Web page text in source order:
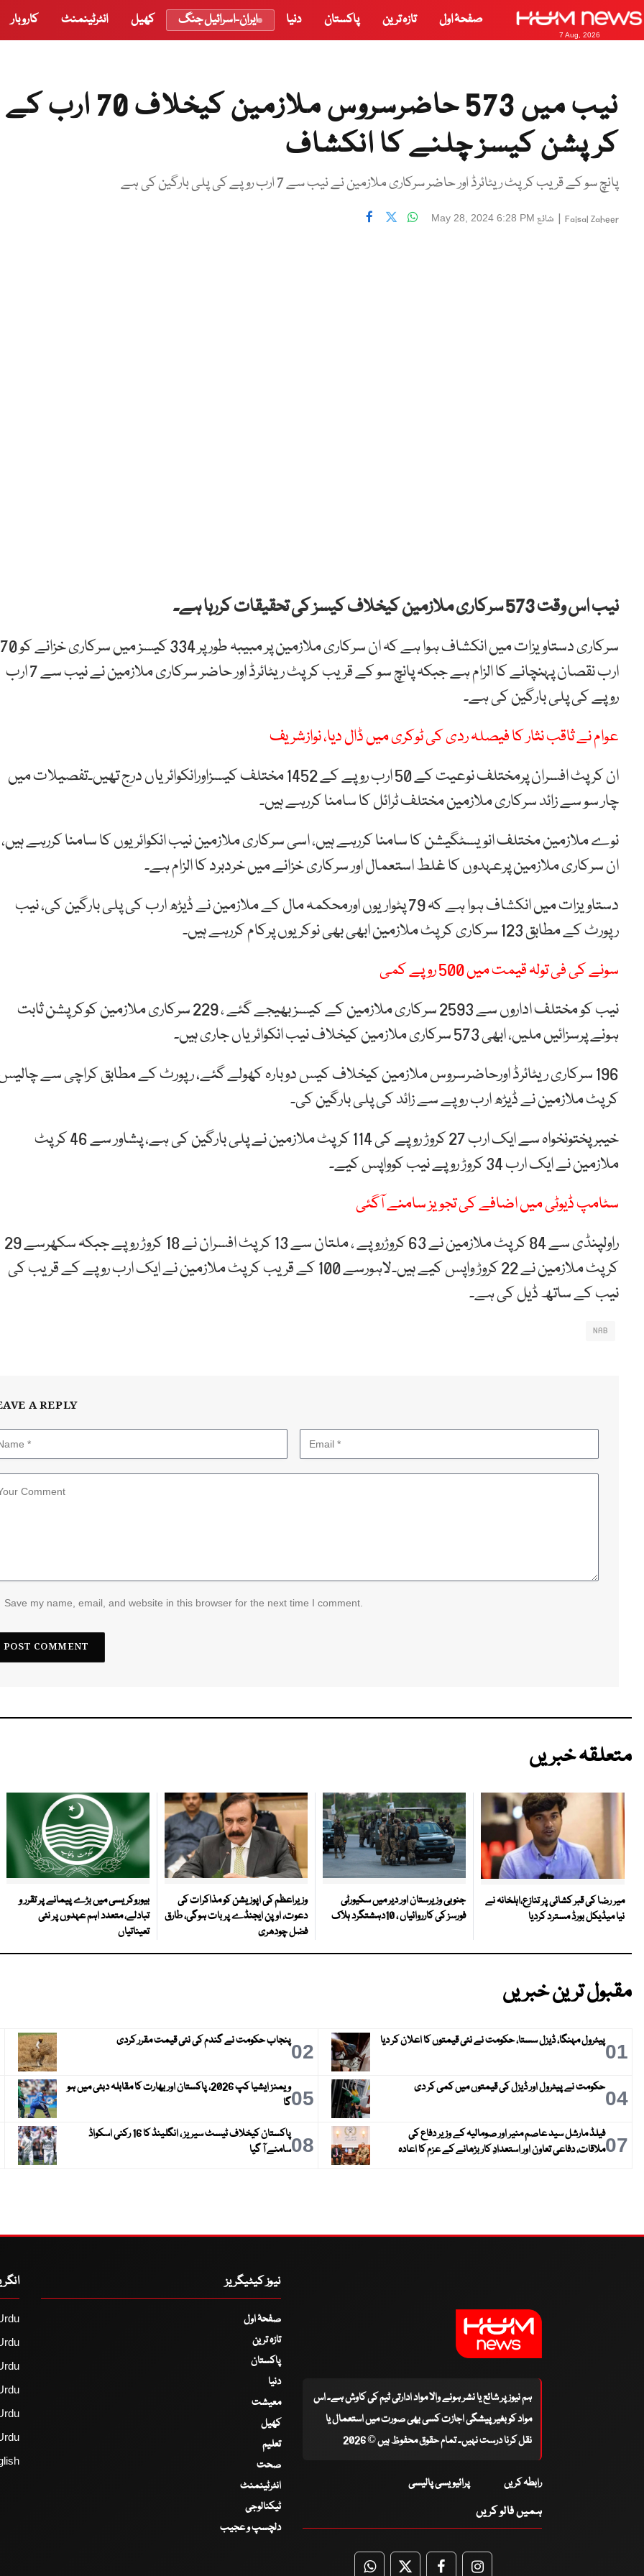
7 Aug, 2026
صفحۂ اول تازہ ترین پاکستان دنیا ایران-اسرائیل جنگ کھیل انٹرٹینمنٹ کاروبار
نیب میں 573 حاضرسروس ملازمین کیخلاف 70 ارب کے
کرپشن کیسز چلنے کا انکشاف
پانچ سو کے قریب کرپٹ ریٹائرڈ اور حاضر سرکاری ملازمین نے نیب سے 7 ارب روپے کی پلی بارگین کی ہے
Faisal Zaheer
| شائع May 28, 2024 6:28 PM
نیب اس وقت 573 سرکاری ملازمین کیخلاف کیسز کی تحقیقات کررہا ہے۔
سرکاری دستاویزات میں انکشاف ہوا ہے کہ ان سرکاری ملازمین پر مبیبہ طور پر 334 کیسز میں سرکاری خزانے کو 70
ارب نقصان پہنچانے کا الزام ہے جبکہ پانچ سو کے قریب کرپٹ ریٹائرڈ اور حاضر سرکاری ملازمین نے نیب سے 7 ارب
روپے کی پلی بارگین کی ہے۔
عوام نے ثاقب نثار کا فیصلہ ردی کی ٹوکری میں ڈال دیا، نوازشریف
ان کرپٹ افسران پرمختلف نوعیت کے 50 ارب روپے کے 1452 مختلف کیسزاورانکوائریاں درج تھیں۔تفصیلات میں
چار سو سے زائد سرکاری ملازمین مختلف ٹرائل کا سامنا کررہے ہیں۔
نوے ملازمین مختلف انویسٹگیشن کا سامنا کررہے ہیں، اسی سرکاری ملازمین نیب انکوائریوں کا سامنا کررہے ہیں،
ان سرکاری ملازمین پرعہدوں کا غلط استعمال اور سرکاری خزانے میں خردبرد کا الزام ہے۔
دستاویزات میں انکشاف ہوا ہے کہ 79 پٹواریوں اورمحکمہ مال کے ملازمین نے ڈیڑھ ارب کی پلی بارگین کی، نیب
رپورٹ کے مطابق 123 سرکاری کرپٹ ملازمین ابھی بھی نوکریوں پرکام کررہے ہیں۔
سونے کی فی تولہ قیمت میں 500 روپے کمی
نیب کو مختلف اداروں سے 2593 سرکاری ملازمین کے کیسز بھیجے گئے ، 229 سرکاری ملازمین کوکرپشن ثابت
ہونے پرسزائیں ملیں، ابھی 573 سرکاری ملازمین کیخلاف نیب انکوائریاں جاری ہیں۔
196 سرکاری ریٹائرڈ اورحاضرسروس ملازمین کیخلاف کیس دوبارہ کھولے گئے، رپورٹ کے مطابق کراچی سے
کرپٹ ملازمین نے ڈیڑھ ارب روپے سے زائد کی پلی بارگین کی۔
خیبرپختونخواہ سے ایک ارب 27 کروڑ روپے کی 114 کرپٹ ملازمین نے پلی بارگین کی ہے، پشاور سے 46 کرپٹ
ملازمین نے ایک ارب 34 کروڑ روپے نیب کوواپس کیے۔
سٹامپ ڈیوٹی میں اضافے کی تجویز سامنے آگئی
راولپنڈی سے 84 کرپٹ ملازمین نے 63 کروڑروپے ، ملتان سے 13 کرپٹ افسران نے 18 کروڑ روپے جبکہ سکھرسے 29
کرپٹ ملازمین نے 22 کروڑ واپس کیے ہیں۔لاہورسے 100 کے قریب کرپٹ ملازمین نے ایک ارب روپے کے قریب کی
نیب کے ساتھ ڈیل کی ہے۔
NAB
A REPLY
Save my name, email, and website in this browser for the next time I comment.
متعلقہ خبریں
میر رضا کی قبر کشائی پر تنازع،اہلخانہ نے
نیا میڈیکل بورڈ مسترد کردیا
جنوبی وزیرستان اور دیر میں سکیورٹی
فورسز کی کارروائیاں ، 10دہشتگرد ہلاک
وزیراعظم کی اپوزیشن کو مذاکرات کی
دعوت، اوپن ایجنڈے پر بات ہوگی، طارق
فضل چودھری
بیوروکریسی میں بڑے پیمانے پر تقرر و
تبادلے، متعدد اہم عہدوں پر نئی
تعیناتیاں
مقبول ترین خبریں
01پیٹرول مہنگا، ڈیزل سستا، حکومت نے نئی قیمتوں کا اعلان کر دیا 02پنجاب حکومت نے گندم کی نئی قیمت مقرر کردی
04حکومت نے پیٹرول اور ڈیزل کی قیمتوں میں کمی کر دی 05
ویمنز ایشیا کپ 2026، پاکستان اور بھارت کا مقابلہ دبئی میں ہو
گا
07فیلڈ مارشل سید عاصم منیر اور صومالیہ کے وزیر دفاع کی
ملاقات، دفاعی تعاون اور استعدادِ کار بڑھانے کے عزم کا اعادہ
08
پاکستان کیخلاف ٹیسٹ سیریز ، انگلینڈ کا 16 رکنی اسکواڈ
سامنے آ گیا
ہم نیوز پر شائع یا نشر ہونے والا مواد ادارتی ٹیم کی کاوش ہے۔ اس
مواد کو بغیر پیشگی اجازت کسی بھی صورت میں استعمال یا
نقل کرنا درست نہیں۔ تمام حقوق محفوظ ہیں © 2026
رابطہ کریں پرائیویسی پالیسی
ہمیں فالو کریں
نیوز کیٹیگریز
صفحۂ اول
تازہ ترین
پاکستان
دنیا
معیشت
کھیل
تعلیم
صحت
انٹرٹینمنٹ
ٹیکنالوجی
دلچسپ و عجیب